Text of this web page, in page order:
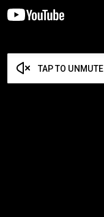
TAP TO UNMUTE